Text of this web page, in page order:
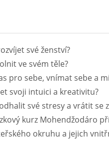
své ženství?
ve svém těle?
pro sebe, vnímat sebe a
svoji intuici a kreativitu?
své stresy a vrátit se
kurz Mohendžodáro
okruhu a jejich